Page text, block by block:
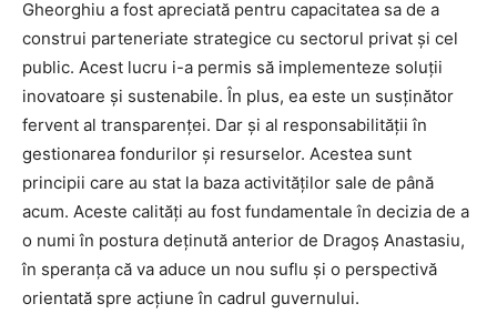
Gheorghiu a fost apreciată pentru capacitatea sa de a
construi parteneriate strategice cu sectorul privat și cel
public. Acest lucru i-a permis să implementeze soluții
inovatoare și sustenabile. În plus, ea este un susținător
fervent al transparenței. Dar și al responsabilității în
gestionarea fondurilor și resurselor. Acestea sunt
principii care au stat la baza activităților sale de până
acum. Aceste calități au fost fundamentale în decizia de a
o numi în postura deținută anterior de Dragoș Anastasiu,
în speranța că va aduce un nou suflu și o perspectivă
orientată spre acțiune în cadrul guvernului.